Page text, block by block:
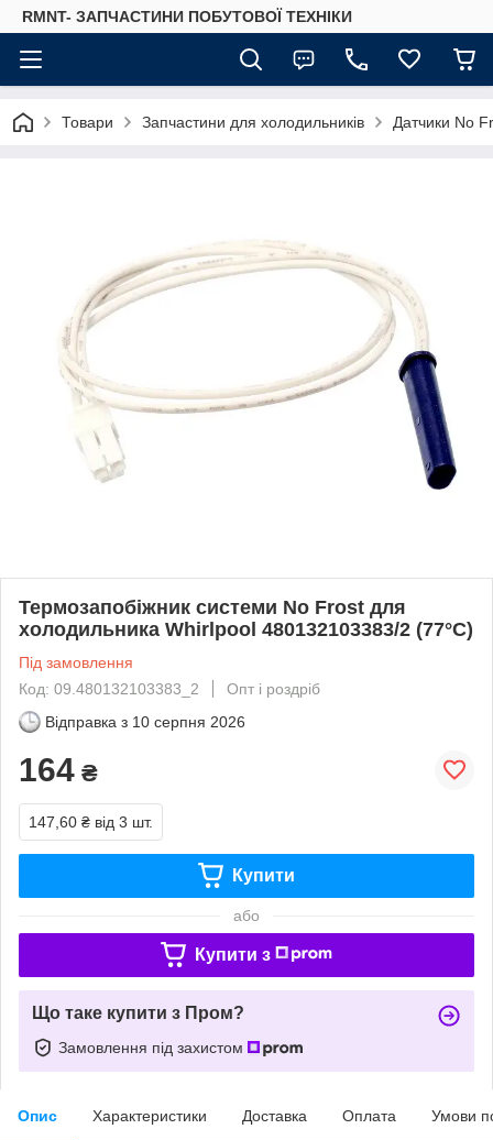
RMNT- ЗАПЧАСТИНИ ПОБУТОВОЇ ТЕХНІКИ
Товари Запчастини для холодильників Датчики No
Термозапобіжник системи No Frost для
xолодильника Whirlpool 480132103383/2 (77°C)
Під замовлення
Код: 09.480132103383_2
Опт і роздріб
Відправка з 10 серпня 2026
164 ₴
147,60 ₴ від 3 шт.
Купити
або
Купити з
Що таке купити з Пром?
Замовлення під захистом
Опис Характеристики Доставка Оплата Умови